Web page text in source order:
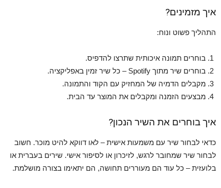
איך מזמינים?
התהליך פשוט ונוח:
בוחרים תמונה איכותית שתרצו להדפיס.
בוחרים שיר מתוך Spotify – כל שיר זמין באפליקציה.
מקבלים הדמיה של המחזיק עם הקוד והתמונה.
מבצעים הזמנה ומקבלים את המוצר עד הבית.
איך בוחרים את השיר הנכון?
כדאי לבחור שיר עם משמעות אישית – לאו דווקא להיט מוכר. חשוב
לבחור שיר שמחובר לרגש, לזיכרון או לסיפור אישי. שירים בעברית או
בלועזית – כל עוד הם מעוררים תחושה, הם יתאימו בצורה מושלמת.